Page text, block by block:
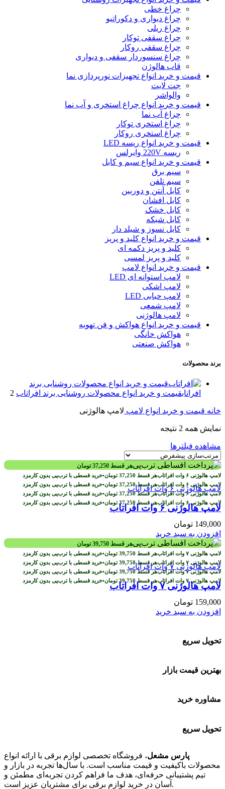
چراغ خطی
چراغ دیواری و دکوراتیو
چراغ ریلی
چراغ سقفی توکار
چراغ سقفی روکار
چراغ سنسوردار سقفی و دیواری
قاب هالوژن
قیمت و خرید انواع تجهیزات نورپردازی نما
جت لایت
والواشر
قیمت و خرید انواع چراغ استخری و آب نما
چراغ آب نما
چراغ استخری توکار
چراغ استخری روکار
قیمت و خرید انواع ریسه LED
ریسه 220V وایرلس
قیمت و خرید انواع سیم و کابل
سیم برق
سیم تلفن
کابل آنتن و دوربین
کابل افشان
کابل خشک
کابل شبکه
کابل نسوز و شیلد دار
قیمت و خرید انواع کلید و پریز
کلید و پریز دکمه‌ ای
کلید و پریز لمسی
قیمت و خرید انواع لامپ
لامپ استوانه ای LED
لامپ اشکی
لامپ حبابی LED
لامپ شمعی
لامپ هالوژنی
قیمت و خرید انواع هواکش و فن تهویه
هواکش خانگی
هواکش صنعتی
برند محصولات
قیمت و خرید انواع محصولات روشنایی برند
افراتابقیمت و خرید انواع محصولات روشنایی برند افراتاب 2
خانه قیمت و خرید انواع لامپ لامپ هالوژنی
نمایش همه 2 نتیجه
مشاهده فیلترها
هر قسط 37,250 تومان
هر قسط 37,250 تومان•خرید قسطی با ترب‌پی بدون کارمزد
هر قسط37,250 تومان•خرید قسطی با ترب‌پی بدون کارمزد
هر قسط37,250 تومان•خرید قسطی با ترب‌پی بدون کارمزد
هر قسط 37,250 تومان•خرید قسطی با ترب‌پی بدون کارمزد لامپ هالوژنی ۶ وات افراتاب
149,000 تومان
افزودن به سبد خرید
هر قسط 39,750 تومان
هر قسط 39,750 تومان•خرید قسطی با ترب‌پی بدون کارمزد
هر قسط39,750 تومان•خرید قسطی با ترب‌پی بدون کارمزد
هر قسط39,750 تومان•خرید قسطی با ترب‌پی بدون کارمزد
هر قسط 39,750 تومان•خرید قسطی با ترب‌پی بدون کارمزد لامپ هالوژنی ۷ وات افراتاب
159,000 تومان
افزودن به سبد خرید
تحویل سریع
بهترین قیمت بازار
مشاوره خرید
تحویل سریع
پارس مشعل، فروشگاه تخصصی لوازم برقی با ارائه انواع
محصولات باکیفیت و قیمت مناسب است. با سال‌ها تجربه در بازار و
تیم پشتیبانی حرفه‌ای، هدف ما فراهم کردن تجربه‌ای مطمئن و
آسان در خرید لوازم برقی برای مشتریان عزیز است.